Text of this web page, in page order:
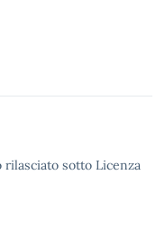
rilasciato sotto Licenza